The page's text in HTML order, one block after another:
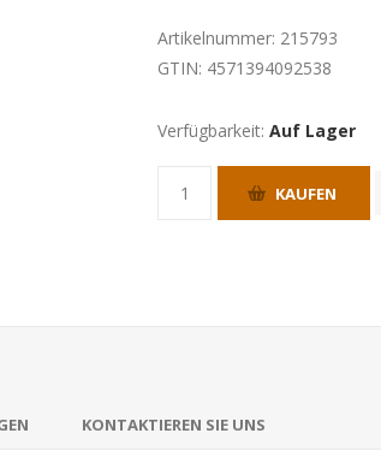
Artikelnummer: 215793
GTIN: 4571394092538
Verfügbarkeit: Auf Lager
KAUFEN
KONTAKTIEREN SIE UNS